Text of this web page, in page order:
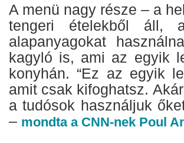
A menü nagy része – a
tengeri ételekből áll,
alapanyagokat
kagyló is, ami az egyik
konyhán. “Ez az egyik
amit csak kifoghatsz.
a tudósok használjuk
– mondta a CNN-nek Poul